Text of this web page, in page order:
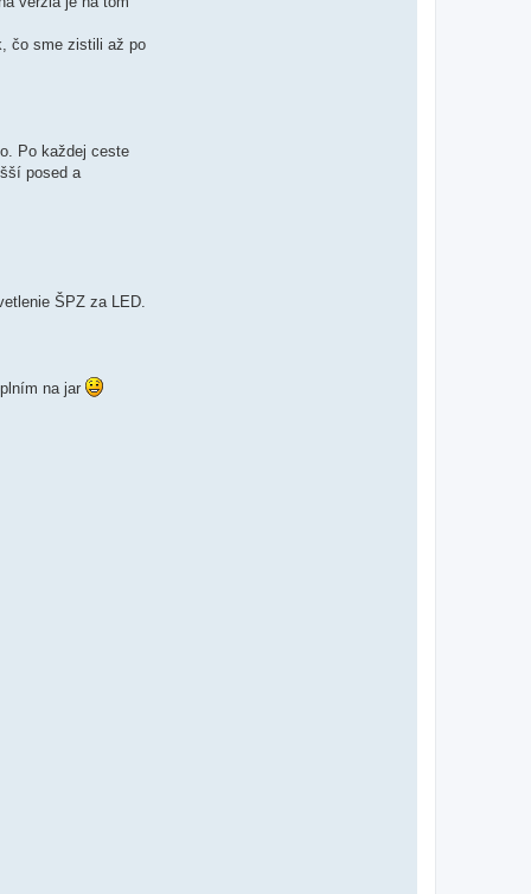
čo sme zistili až po
Po každej ceste
posed a
ŠPZ za LED.
na jar